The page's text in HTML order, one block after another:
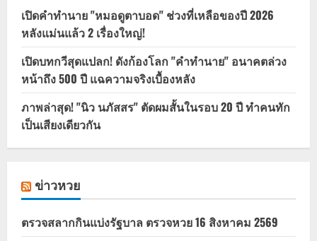
เปิดคำทำนาย "หมอดูตาบอด" ช่วงที่เหลือของปี 2026
หลังแม่นแล้ว 2 เรื่องใหญ่!
เปิดบทกวีสุดแปลก! ดังก้องโลก "คำทำนาย" อนาคตล่วง
หน้าถึง 500 ปี แฉความจริงเบื้องหลัง
ภาพล่าสุด! "นิว นภัสสร" ตัดผมสั้นในรอบ 20 ปี ทำคนทัก
เป็นเสียงเดียวกัน
ข่าวหวย
ตรวจสลากกินแบ่งรัฐบาล ตรวจหวย 16 สิงหาคม 2569